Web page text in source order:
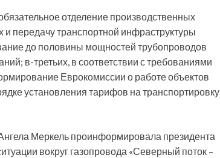
отделение производственных
и передачу транспортной инфраструктуры
до половины мощностей трубопроводов
в-третьих, в соответствии с требованиями
Еврокомиссии о работе объектов
установления тарифов на транспортировку
Меркель проинформировала президента
вокруг газопровода «Северный поток –